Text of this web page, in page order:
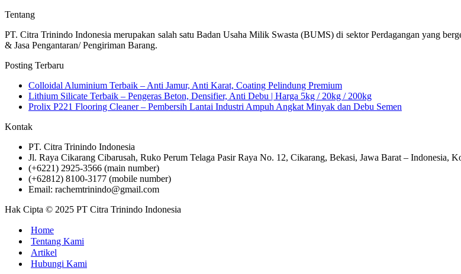
Tentang
PT. Citra Trinindo Indonesia merupakan salah satu Badan Usaha Milik Swasta (BUMS) di sektor Perdagangan yang
& Jasa Pengantaran/ Pengiriman Barang.
Posting Terbaru
Colloidal Aluminium Terbaik – Anti Jamur, Anti Karat, Coating Pelindung Premium
Lithium Silicate Terbaik – Pengeras Beton, Densifier, Anti Debu | Harga 5kg / 20kg / 200kg
Prolix P221 Flooring Cleaner – Pembersih Lantai Industri Ampuh Angkat Minyak dan Debu Semen
Kontak
PT. Citra Trinindo Indonesia
Jl. Raya Cikarang Cibarusah, Ruko Perum Telaga Pasir Raya No. 12, Cikarang, Bekasi, Jawa Barat – Indonesia,
(+6221) 2925-3566 (main number)
(+62812) 8100-3177 (mobile number)
Email: rachemtrinindo@gmail.com
Hak Cipta © 2025 PT Citra Trinindo Indonesia
Home
Tentang Kami
Artikel
Hubungi Kami